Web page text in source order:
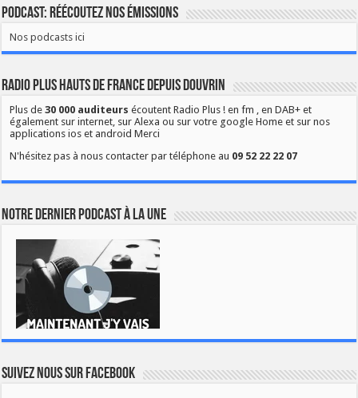
Podcast: Réécoutez nos émissions
Nos podcasts ici
Radio Plus Hauts de France depuis Douvrin
Plus de30 000 auditeurs écoutent Radio Plus ! en fm , en DAB+ et
également sur internet, sur Alexa ou sur votre google Home et sur nos
applications ios et android Merci
N'hésitez pas à nous contacter par téléphone au 09 52 22 22 07
Notre dernier podcast à la une
Suivez nous sur Facebook